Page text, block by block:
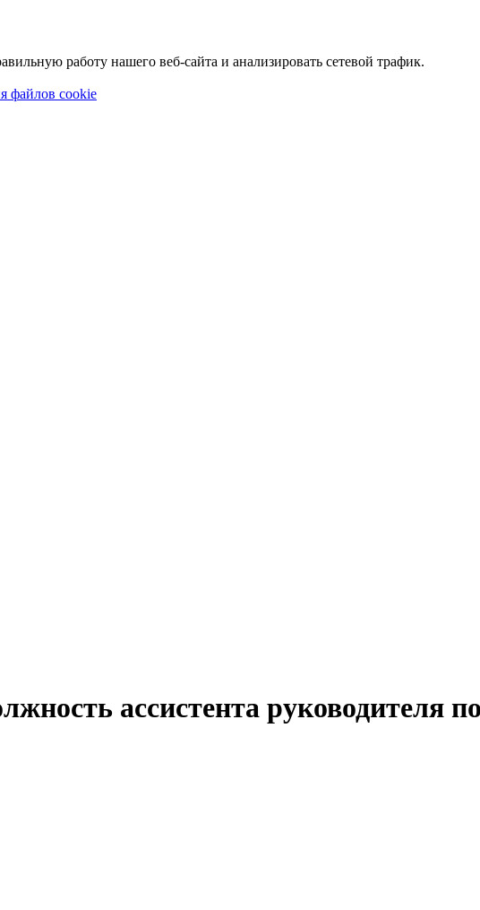
работу нашего веб-сайта и анализировать сетевой трафик.
файлов cookie
ассистента руководителя